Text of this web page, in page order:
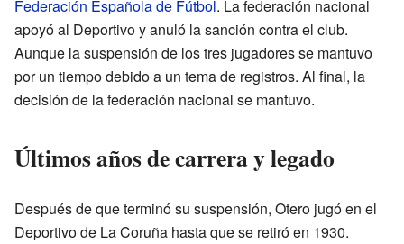
Federación Española de Fútbol. La federación nacional
apoyó al Deportivo y anuló la sanción contra el club.
Aunque la suspensión de los tres jugadores se mantuvo
por un tiempo debido a un tema de registros. Al final, la
decisión de la federación nacional se mantuvo.
Últimos años de carrera y legado
Después de que terminó su suspensión, Otero jugó en el
Deportivo de La Coruña hasta que se retiró en 1930.